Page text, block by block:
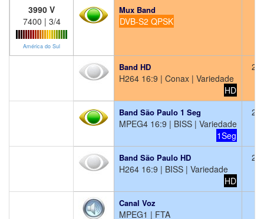
3990 V
7400 | 3/4
América do Sul
Mux Band
DVB-S2 QPSK
Band HD
H264 16:9 | Conax | Variedade
HD
Band São Paulo 1 Seg
MPEG4 16:9 | BISS | Variedade
1Seg
Band São Paulo HD
H264 16:9 | BISS | Variedade
HD
Canal Voz
MPEG1 | FTA